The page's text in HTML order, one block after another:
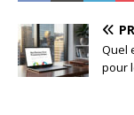
Quel
pour